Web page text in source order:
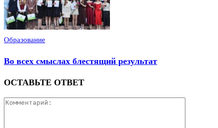
Образование
Во всех смыслах блестящий результат
ОСТАВЬТЕ ОТВЕТ